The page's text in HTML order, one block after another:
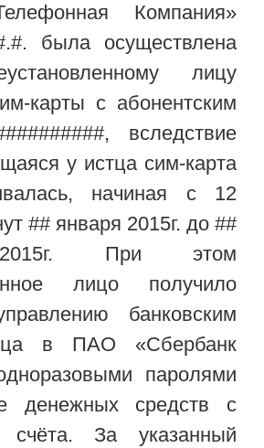
Компания»
была осуществлена
лицу
карты с абонентским
вследствие
у истца сим-карта
начиная с 12
## января 2015г. до ##
При этом
лицо получило
банковским
в ПАО «Сбербанк
паролями
денежных средств с
счёта. За указанный